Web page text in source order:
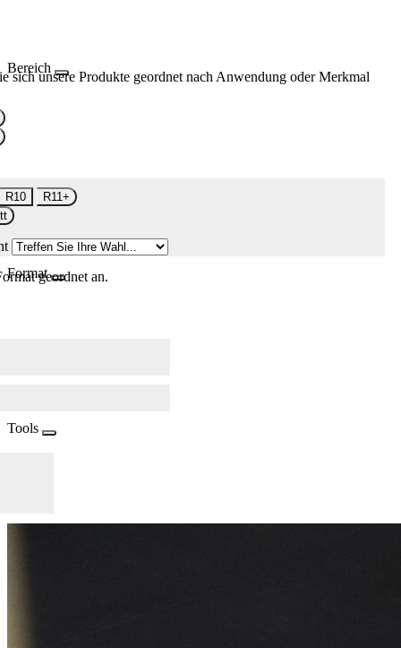
Bereich
sich unsere Produkte geordnet nach Anwendung oder Merkmal
R10
R11+
Formatgeordnet an.
Tools